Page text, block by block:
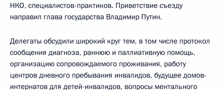
НКО, специалистов-практиков. Приветствие съезду
направил глава государства Владимир Путин.
Делегаты обсудили широкий круг тем, в том числе протокол
сообщения диагноза, раннюю и паллиативную помощь,
организацию сопровождаемого проживания, работу
центров дневного пребывания инвалидов, будущее домов-
интернатов для детей-инвалидов, вопросы ментального